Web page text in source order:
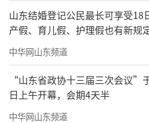
它是一个Pad+
Pad的系统是定
点击还能语音播
这样70多岁的老
山东结婚登记公民最长可享受18
产假、育儿假、护理假也有新规
中华网山东频道
“山东省政协十三届三次会议”
日上午开幕，会期4天半
中华网山东频道